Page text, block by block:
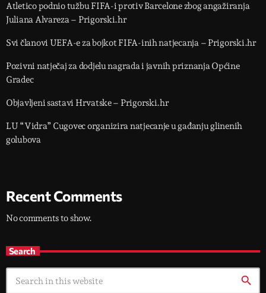
Atletico podnio tužbu FIFA-i protiv Barcelone zbog angažiranja
Juliana Alvareza – Prigorski.hr
Svi članovi UEFA-e za bojkot FIFA-inih natjecanja – Prigorski.hr
Pozivni natječaj za dodjelu nagrada i javnih priznanja Općine
Gradec
Objavljeni sastavi Hrvatske – Prigorski.hr
LU “Vidra” Cugovec organizira natjecanje u gađanju glinenih
golubova
Recent Comments
No comments to show.
Search
search